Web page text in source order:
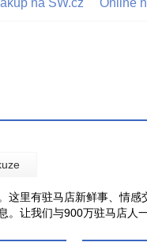
这里有驻马店新鲜事、情
。让我们与900万驻马店人